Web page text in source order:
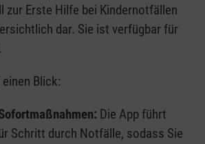
zur Erste Hilfe bei Kindernotfällen
dar. Sie ist verfügbar für
Blick:
Die App führt
Schritt durch Notfälle, sodass Sie